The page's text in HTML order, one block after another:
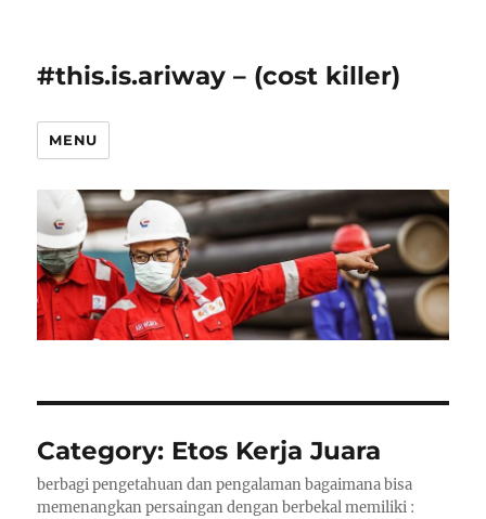
#this.is.ariway – (cost killer)
MENU
Category: Etos Kerja Juara
berbagi pengetahuan dan pengalaman bagaimana bisa
memenangkan persaingan dengan berbekal memiliki :